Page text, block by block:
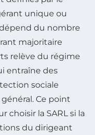
unique ou
du nombre
majoritaire
relève du régime
entraîne des
sociale
Ce point
la SARL si la
du dirigeant